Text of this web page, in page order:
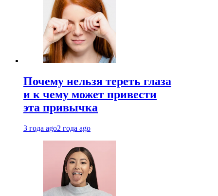
Почему нельзя тереть глаза
и к чему может привести
эта привычка
3 года ago2 года ago